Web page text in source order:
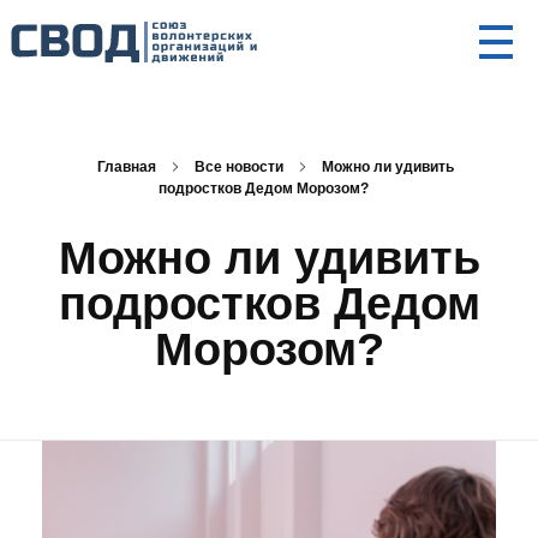
Главная Все новости
Можно ли удивить
подростков Дедом Морозом?
Можно ли удивить
подростков Дедом
Морозом?